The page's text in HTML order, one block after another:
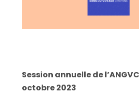
Session annuelle de
octobre 2023